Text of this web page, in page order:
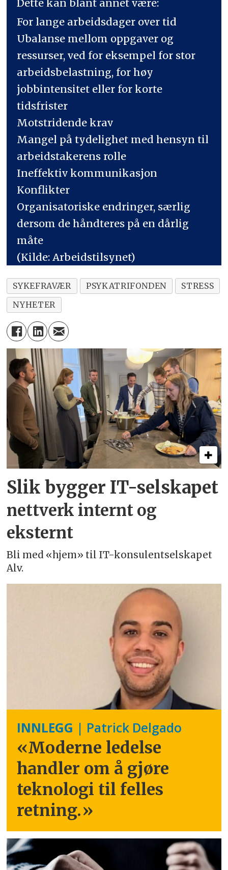
Dette kan blant annet være:
For lange arbeidsdager over tid
Ubalanse mellom oppgaver og
ressurser, ved for eksempel for stor
arbeidsbelastning, for høy
jobbintensitet eller for korte
tidsfrister
Motstridende krav
Mangel på tydelighet med hensyn til
arbeidstakerens rolle
Ineffektiv kommunikasjon
Konflikter
Organisatoriske endringer, særlig
dersom de håndteres på en dårlig
måte
(Kilde: Arbeidstilsynet)
SYKEFRAVÆR PSYKATRIFONDEN
STRESS
NYHETER
Slik bygger IT-selskapet
nettverk internt og
eksternt
Bli med «hjem» til IT-konsulentselskapet
Alv.
INNLEGG | Patrick Delgado
«Moderne ledelse
handler om å gjøre
teknologi til felles
retning.»